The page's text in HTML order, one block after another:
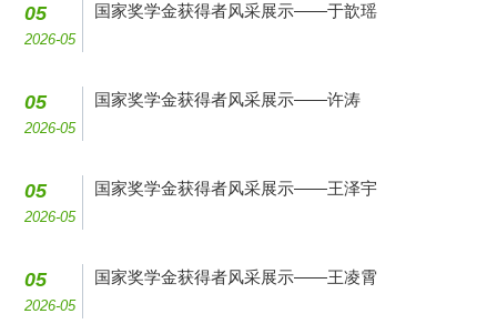
05
2026-05
国家奖学金获得者风采展示——于歆瑶
05
2026-05
国家奖学金获得者风采展示——许涛
05
2026-05
国家奖学金获得者风采展示——王泽宇
05
2026-05
国家奖学金获得者风采展示——王凌霄